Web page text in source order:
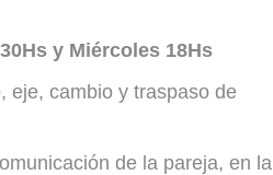
y Miércoles 18Hs
eje, cambio y traspaso de
de la pareja, en la